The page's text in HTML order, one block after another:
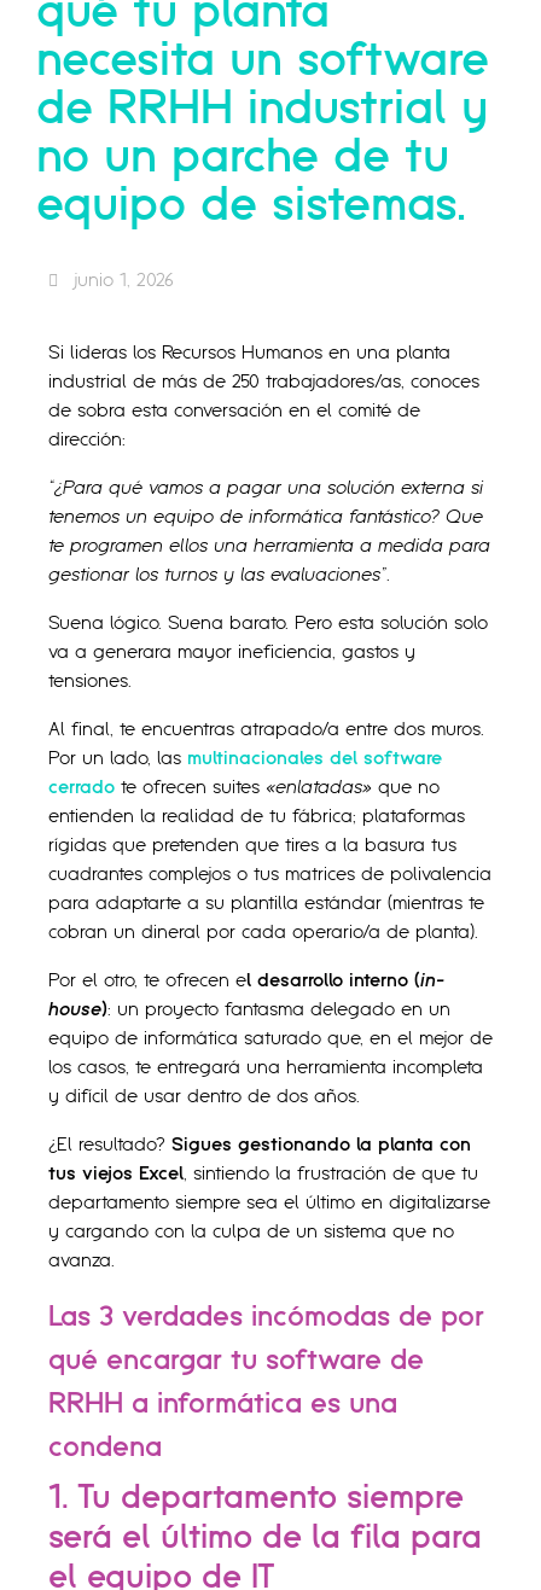
qué tu planta
necesita un software
de RRHH industrial y
no un parche de tu
equipo de sistemas.
junio 1, 2026
Si lideras los Recursos Humanos en una planta
industrial de más de 250 trabajadores/as, conoces
de sobra esta conversación en el comité de
dirección:
“¿Para qué vamos a pagar una solución externa si
tenemos un equipo de informática fantástico? Que
te programen ellos una herramienta a medida para
gestionar los turnos y las evaluaciones”.
Suena lógico. Suena barato. Pero esta solución solo
va a generara mayor ineficiencia, gastos y
tensiones.
Al final, te encuentras atrapado/a entre dos muros.
Por un lado, las multinacionales del software
cerrado te ofrecen suites «enlatadas» que no
entienden la realidad de tu fábrica; plataformas
rígidas que pretenden que tires a la basura tus
cuadrantes complejos o tus matrices de polivalencia
para adaptarte a su plantilla estándar (mientras te
cobran un dineral por cada operario/a de planta).
Por el otro, te ofrecen el desarrollo interno (in-
house): un proyecto fantasma delegado en un
equipo de informática saturado que, en el mejor de
los casos, te entregará una herramienta incompleta
y difícil de usar dentro de dos años.
¿El resultado? Sigues gestionando la planta con
tus viejos Excel, sintiendo la frustración de que tu
departamento siempre sea el último en digitalizarse
y cargando con la culpa de un sistema que no
avanza.
Las 3 verdades incómodas de por
qué encargar tu software de
RRHH a informática es una
condena
1. Tu departamento siempre
será el último de la fila para
el equipo de IT